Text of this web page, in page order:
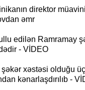
direktor müavini
əmr
edilən Ramramay
- VİDEO
xəstəsi olduğu
kənarlaşdırılıb -